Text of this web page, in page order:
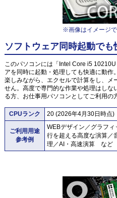
※画像はイメージ
ソフトウェア同時起動でも
このパソコンには「Intel Core i5
アを同時に起動・処理しても快適に動
楽しみながら、エクセルで計算をし、メ
せん。高度で専門的な作業や処理はしな
る方、お仕事用パソコンとしてご利用の
CPUランク 20 (2026年4月30日時点)
ご利用用途
参考例
WEBデザイン／グラフ
行を超える高度な演算／
理／AI・高速演算 など